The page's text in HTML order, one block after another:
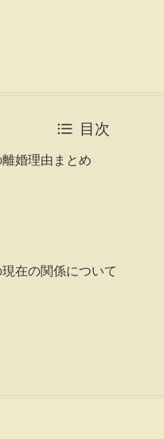
目次
婚理由まとめ
在の関係について